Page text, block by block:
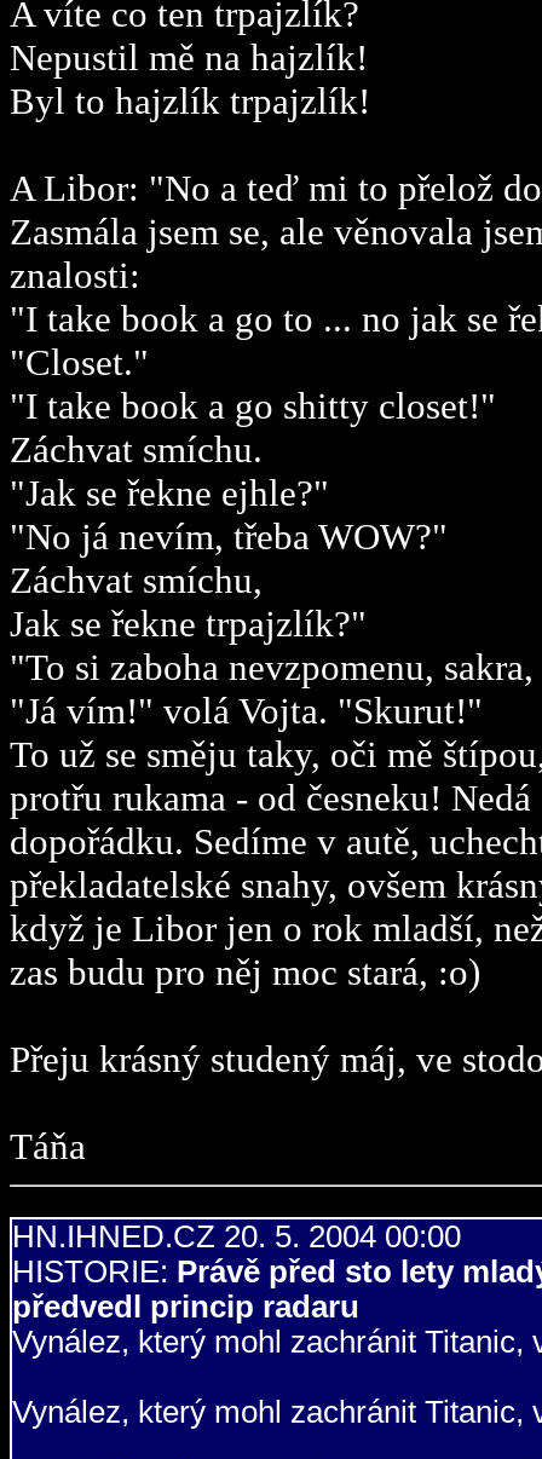
A víte co ten trpajzlík?
Nepustil mě na hajzlík!
Byl to hajzlík trpajzlík!
A Libor: "No a teď mi to přelož
Zasmála jsem se, ale věnovala
znalosti:
"I take book a go to ... no jak se
"Closet."
"I take book a go shitty closet!"
Záchvat smíchu.
"Jak se řekne ejhle?"
"No já nevím, třeba WOW?"
Záchvat smíchu,
Jak se řekne trpajzlík?"
"To si zaboha nevzpomenu,
"Já vím!" volá Vojta. "Skurut!"
To už se směju taky, oči mě
protřu rukama - od česneku!
dopořádku. Sedíme v autě,
překladatelské snahy, ovšem
když je Libor jen o rok mladší,
zas budu pro něj moc stará, :o)
Přeju krásný studený máj, ve
Táňa
HN.IHNED.CZ 20. 5. 2004 00:00
HISTORIE: Právě před sto lety
předvedl princip radaru
Vynález, který mohl zachránit Titanic,
Vynález, který mohl zachránit Titanic,